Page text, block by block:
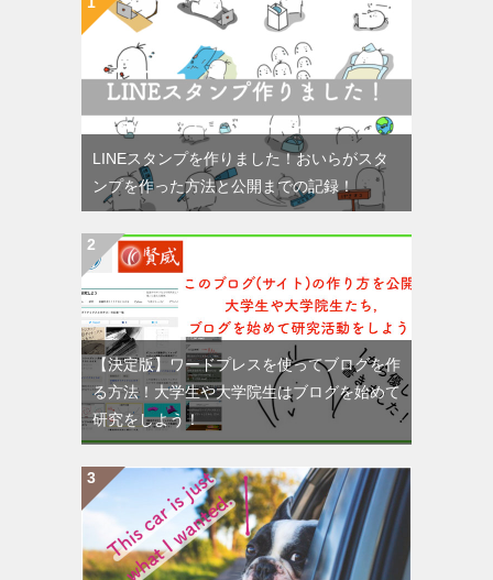
LINEスタンプを作りました！おいらがスタ
ンプを作った方法と公開までの記録！
【決定版】ワードプレスを使ってブログを作
る方法！大学生や大学院生はブログを始めて
研究をしよう！